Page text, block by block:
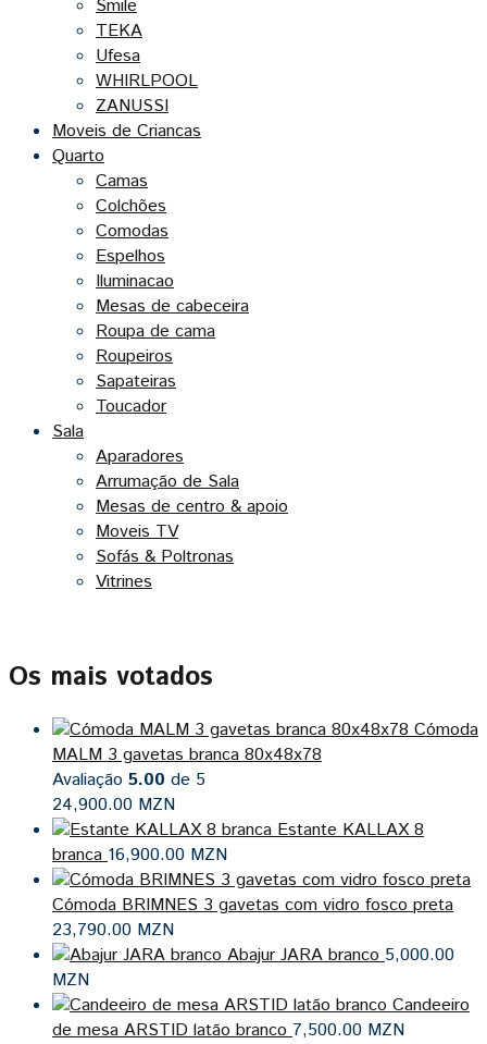
Smile
TEKA
Ufesa
WHIRLPOOL
ZANUSSI
Moveis de Criancas
Quarto
Camas
Colchões
Comodas
Espelhos
Iluminacao
Mesas de cabeceira
Roupa de cama
Roupeiros
Sapateiras
Toucador
Sala
Aparadores
Arrumação de Sala
Mesas de centro & apoio
Moveis TV
Sofás & Poltronas
Vitrines
Os mais votados
Cómoda
MALM 3 gavetas branca 80x48x78
Avaliação 5.00 de 5
24,900.00 MZN
Estante KALLAX 8
branca 16,900.00 MZN
Cómoda BRIMNES 3 gavetas com vidro fosco preta
23,790.00 MZN
Abajur JARA branco 5,000.00
MZN
Candeeiro
de mesa ARSTID latão branco 7,500.00 MZN